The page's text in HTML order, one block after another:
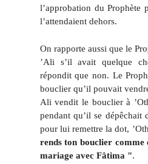
l’approbation du Prophète
l’attendaient dehors.
On rapporte aussi que le
’Ali s’il avait quelque
répondit que non. Le
bouclier qu’il pouvait
Ali vendit le bouclier à
pendant qu’il se dépêchait
pour lui remettre la dot,
rends ton bouclier
mariage avec Fâtima ".